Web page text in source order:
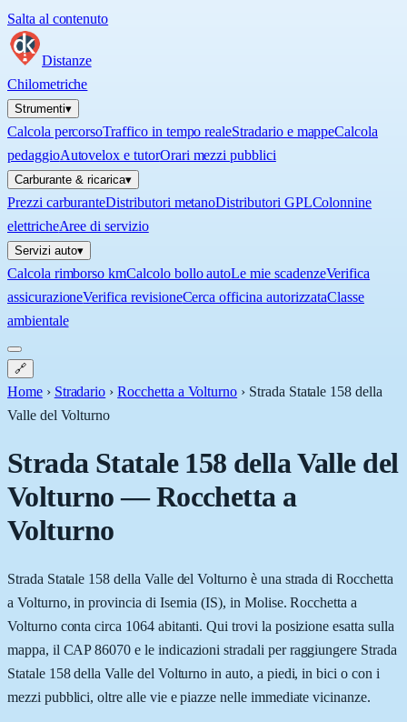
Salta al contenuto
Distanze
Chilometriche
Strumenti▾
Calcola percorsoTraffico in tempo realeStradario e mappeCalcola
pedaggioAutovelox e tutorOrari mezzi pubblici
Carburante & ricarica▾
Prezzi carburanteDistributori metanoDistributori GPLColonnine
elettricheAree di servizio
Servizi auto▾
Calcola rimborso kmCalcolo bollo autoLe mie scadenzeVerifica
assicurazioneVerifica revisioneCerca officina autorizzataClasse
ambientale
🔗
Home › Stradario › Rocchetta a Volturno › Strada Statale 158 della
Valle del Volturno
Strada Statale 158 della Valle del
Volturno—Rocchetta a
Volturno
Strada Statale 158 della Valle del Volturno è una strada di Rocchetta
a Volturno, in provincia di Isernia (IS), in Molise. Rocchetta a
Volturno conta circa 1064 abitanti. Qui trovi la posizione esatta sulla
mappa, il CAP 86070 e le indicazioni stradali per raggiungere Strada
Statale 158 della Valle del Volturno in auto, a piedi, in bici o con i
mezzi pubblici, oltre alle vie e piazze nelle immediate vicinanze.